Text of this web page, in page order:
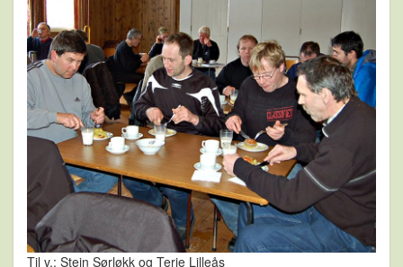
Til v.: Stein Sørløkk og Terje Lilleås